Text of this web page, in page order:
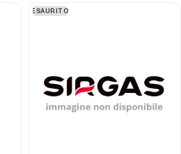
ESAURITO